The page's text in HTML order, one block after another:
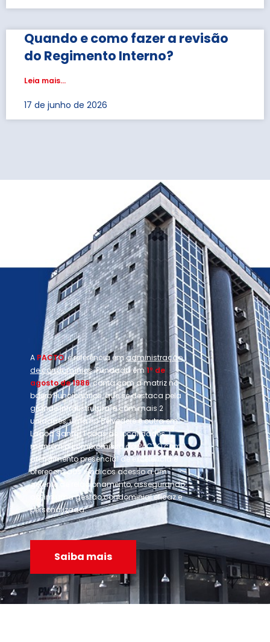
Quando e como fazer a revisão
do Regimento Interno?
Leia mais...
17 de junho de 2026
A PACTOé referência emadministração
de condomínios. Fundada em1º de
agosto de 1986, conta com a matriz no
bairro Funcionários, que se destaca pela
grande infraestrutura, e com mais 2
unidades, uma no Belvedere e outra em
Lagoa Santa. Todas as localidades
mantêm o compromisso da PACTO com
atendimento presencial de excelência e
oferecem aos síndicos acesso a um
gerente de relacionamento, assegurando
assim uma gestão condominial eficaz e
personalizada.
Saiba mais